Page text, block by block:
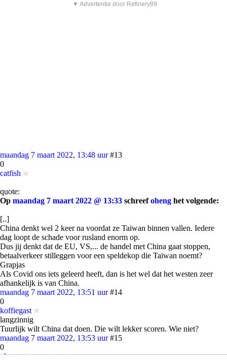
▼ Advertentie door Refinery89
maandag 7 maart 2022, 13:48 uur #13
0
catfish
quote:
Op maandag 7 maart 2022 @ 13:33 schreefoheng het volgende:
[..]
China denkt wel 2 keer na voordat ze Taiwan binnen vallen. Iedere
dag loopt de schade voor rusland enorm op.
Dus jij denkt dat de EU, VS,... de handel met China gaat stoppen,
betaalverkeer stilleggen voor een speldekop die Taiwan noemt?
Grapjas
Als Covid ons iets geleerd heeft, dan is het wel dat het westen zeer
afhankelijk is van China.
maandag 7 maart 2022, 13:51 uur #14
0
koffiegast
langzinnig
Tuurlijk wilt China dat doen. Die wilt lekker scoren. Wie niet?
maandag 7 maart 2022, 13:53 uur #15
0
oheng